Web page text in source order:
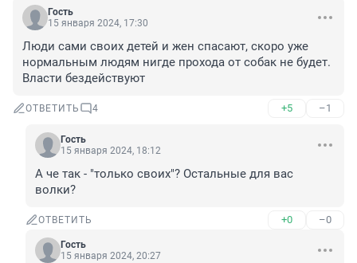
Гость
15 января 2024, 17:30
Люди сами своих детей и жен спасают, скоро уже
нормальным людям нигде прохода от собак не будет.
Власти бездействуют
ОТВЕТИТЬ 4 +5 –1
Гость
15 января 2024, 18:12
А че так - "только своих"? Остальные для вас
волки?
ОТВЕТИТЬ +0 –0
Гость
15 января 2024, 20:27